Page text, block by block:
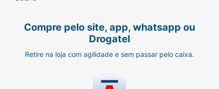
Compre pelo site, app, whatsapp ou
Drogatel
Retire na loja com agilidade e sem passar pelo caixa.